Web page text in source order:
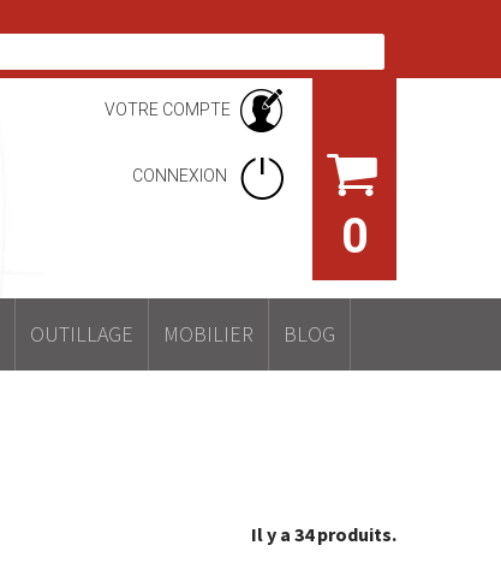
0
VOTRE COMPTE
CONNEXION
OUTILLAGE MOBILIER BLOG
Il y a 34 produits.